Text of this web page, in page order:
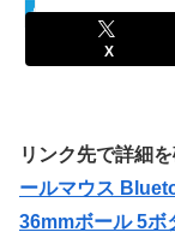
セールハンター 激安情報
X
リンク先で詳細
ールマウス
36mmボール 5